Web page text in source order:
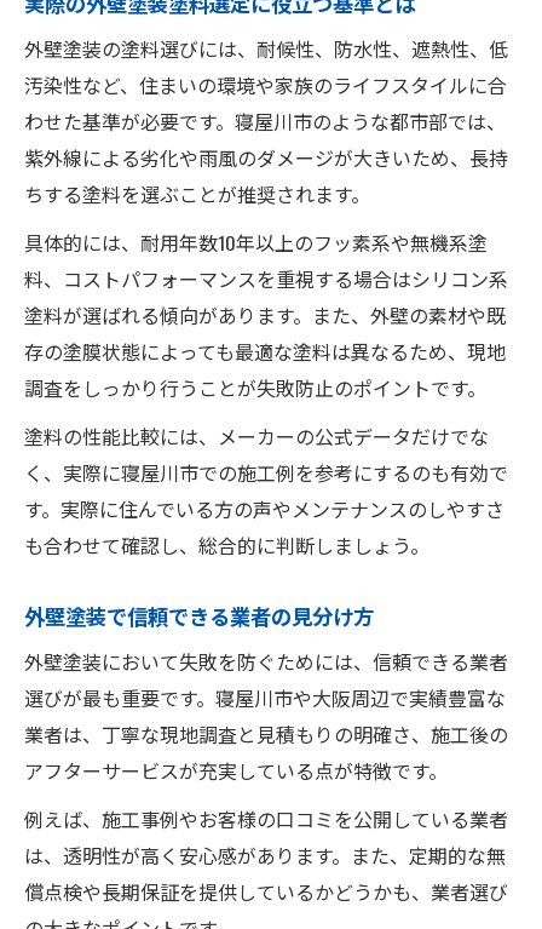
外壁塗装の塗料選びには、耐候性、防水性、遮熱性、低
汚染性など、住まいの環境や家族のライフスタイルに合
わせた基準が必要です。寝屋川市のような都市部では、
紫外線による劣化や雨風のダメージが大きいため、長持
ちする塗料を選ぶことが推奨されます。
具体的には、耐用年数10年以上のフッ素系や無機系塗
料、コストパフォーマンスを重視する場合はシリコン系
塗料が選ばれる傾向があります。また、外壁の素材や既
存の塗膜状態によっても最適な塗料は異なるため、現地
調査をしっかり行うことが失敗防止のポイントです。
塗料の性能比較には、メーカーの公式データだけでな
く、実際に寝屋川市での施工例を参考にするのも有効で
す。実際に住んでいる方の声やメンテナンスのしやすさ
も合わせて確認し、総合的に判断しましょう。
外壁塗装で信頼できる業者の見分け方
外壁塗装において失敗を防ぐためには、信頼できる業者
選びが最も重要です。寝屋川市や大阪周辺で実績豊富な
業者は、丁寧な現地調査と見積もりの明確さ、施工後の
アフターサービスが充実している点が特徴です。
例えば、施工事例やお客様の口コミを公開している業者
は、透明性が高く安心感があります。また、定期的な無
償点検や長期保証を提供しているかどうかも、業者選び